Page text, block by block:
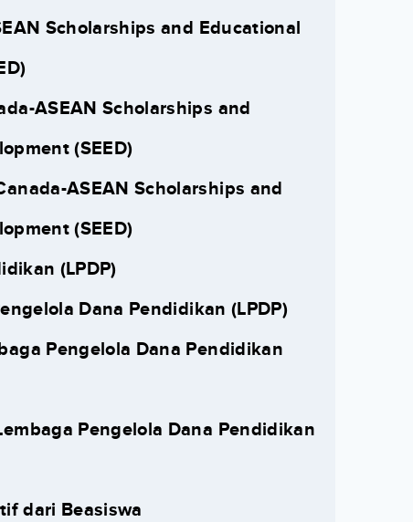
Scholarships and Educational
ASEAN Scholarships and
(SEED)
ASEAN Scholarships and
(SEED)
(LPDP)
Dana Pendidikan (LPDP)
Pengelola Dana Pendidikan
Pengelola Dana Pendidikan
dari Beasiswa